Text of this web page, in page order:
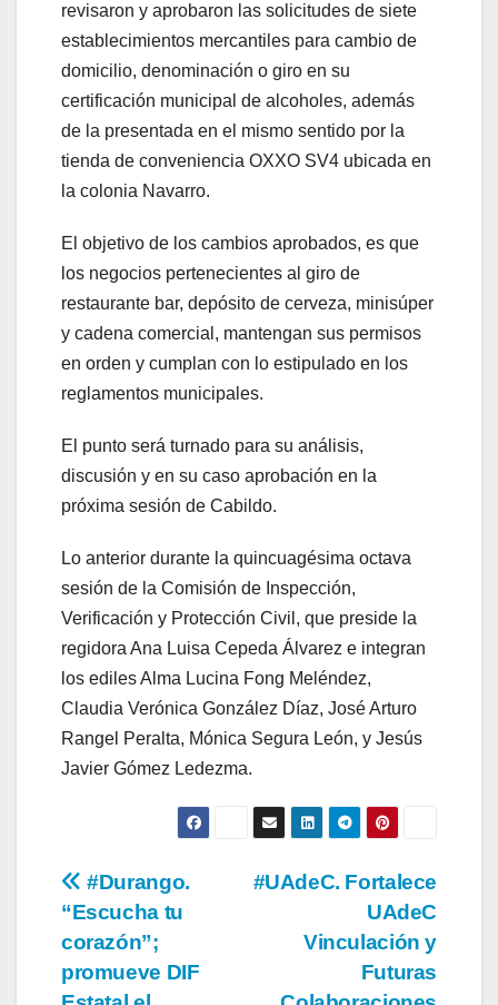
revisaron y aprobaron las solicitudes de siete
establecimientos mercantiles para cambio de
domicilio, denominación o giro en su
certificación municipal de alcoholes, además
de la presentada en el mismo sentido por la
tienda de conveniencia OXXO SV4 ubicada en
la colonia Navarro.
El objetivo de los cambios aprobados, es que
los negocios pertenecientes al giro de
restaurante bar, depósito de cerveza, minisúper
y cadena comercial, mantengan sus permisos
en orden y cumplan con lo estipulado en los
reglamentos municipales.
El punto será turnado para su análisis,
discusión y en su caso aprobación en la
próxima sesión de Cabildo.
Lo anterior durante la quincuagésima octava
sesión de la Comisión de Inspección,
Verificación y Protección Civil, que preside la
regidora Ana Luisa Cepeda Álvarez e integran
los ediles Alma Lucina Fong Meléndez,
Claudia Verónica González Díaz, José Arturo
Rangel Peralta, Mónica Segura León, y Jesús
Javier Gómez Ledezma.
Navegación
de
entradas
#UAdeC. Fortalece
UAdeC
Vinculación y
Futuras
#Durango.
“Escucha tu
corazón”;
promueve DIF